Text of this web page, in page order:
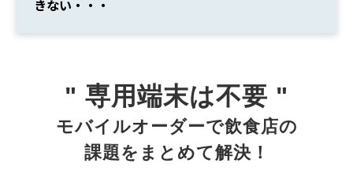
きない・・・
" 専用端末は不要 "
モバイルオーダーで飲食店の
課題をまとめて解決！